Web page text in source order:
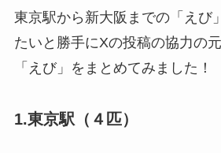
東京駅から新大阪までの「えび
たいと勝手にXの投稿の協力の
「えび」をまとめてみました！
1.東京駅（４匹）